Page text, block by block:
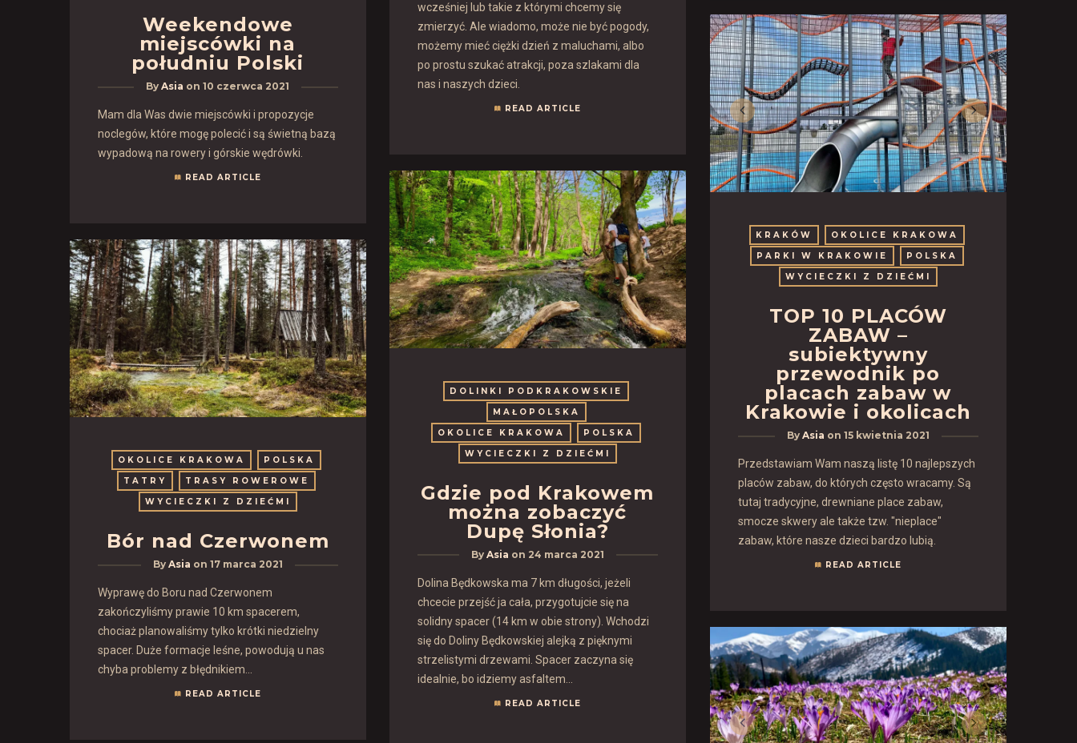
wcześniej lub takie z którymi chcemy się
zmierzyć. Ale wiadomo, może nie być pogody,
możemy mieć ciężki dzień z maluchami, albo
po prostu szukać atrakcji, poza szlakami dla
nas i naszych dzieci.
READ ARTICLE
Weekendowe
miejscówki na
południu Polski
ByAsia on10 czerwca 2021
Mam dla Was dwie miejscówki i propozycje
noclegów, które mogę polecić i są świetną bazą
wypadową na rowery i górskie wędrówki.
READ ARTICLE
KRAKÓW
OKOLICE KRAKOWA
PARKI W KRAKOWIE
POLSKA
WYCIECZKI Z DZIEĆMI
TOP 10 PLACÓW
ZABAW –
subiektywny
przewodnik po
placach zabaw w
Krakowie i okolicach
By Asia on 15 kwietnia 2021
Przedstawiam Wam naszą listę 10 najlepszych
placów zabaw, do których często wracamy. Są
tutaj tradycyjne, drewniane place zabaw,
smocze skwery ale także tzw. "nieplace"
zabaw, które nasze dzieci bardzo lubią.
READ ARTICLE
DOLINKI PODKRAKOWSKIE
MAŁOPOLSKA
OKOLICE KRAKOWA
POLSKA
WYCIECZKI Z DZIEĆMI
Gdzie pod Krakowem
można zobaczyć
Dupę Słonia?
By Asia on 24 marca 2021
Dolina Będkowska ma 7 km długości, jeżeli
chcecie przejść ja cała, przygotujcie się na
solidny spacer (14 km w obie strony). Wchodzi
się do Doliny Będkowskiej alejką z pięknymi
strzelistymi drzewami. Spacer zaczyna się
idealnie, bo idziemy asfaltem...
READ ARTICLE
OKOLICE KRAKOWA
POLSKA
TATRY
TRASY ROWEROWE
WYCIECZKI Z DZIEĆMI
Bór nad Czerwonem
By Asia on 17 marca 2021
Wyprawę do Boru nad Czerwonem
zakończyliśmy prawie 10 km spacerem,
chociaż planowaliśmy tylko krótki niedzielny
spacer. Duże formacje leśne, powodują u nas
chyba problemy z błędnikiem...
READ ARTICLE